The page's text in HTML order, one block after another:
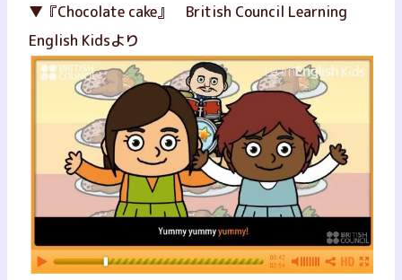
▼『Chocolate cake』 British Council Learning
English Kidsより